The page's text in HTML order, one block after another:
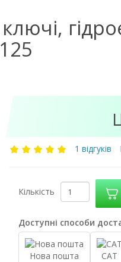
1 відгуків
Кількість
Доступні способи
Нова пошта САТ